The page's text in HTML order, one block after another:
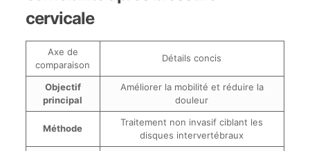
cervicale
Axe de
comparaison
Détails concis
Objectif
principal
Améliorer la mobilité et réduire la
douleur
Méthode
Traitement non invasif ciblant les
disques intervertébraux